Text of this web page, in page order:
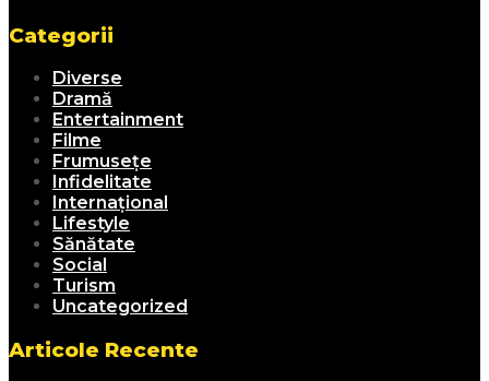
Categorii
Diverse
Dramă
Entertainment
Filme
Frumusețe
Infidelitate
Internațional
Lifestyle
Sănătate
Social
Turism
Uncategorized
Articole Recente